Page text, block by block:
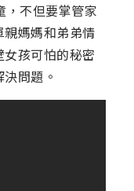
不但要掌管家
媽媽和弟弟情
孩可怕的秘密
問題。